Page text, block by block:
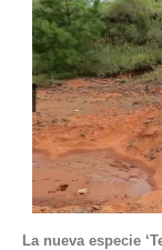
La nueva especie